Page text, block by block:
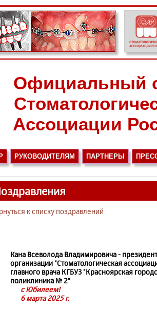
Официальный
Ассоциации
РУКОВОДИТЕЛЯМ ПАРТНЕРЫ
к списку поздравлений
Кана Всеволода Владимировича -
организации "Стоматологическая
главного врача КГБУЗ "Красноярская
поликлиника № 2"
с Юбилеем!
6 марта 2025 г.